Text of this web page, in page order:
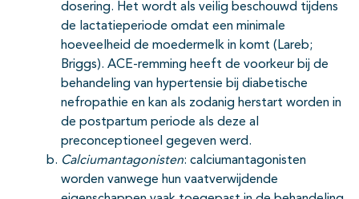
dosering. Het wordt als veilig beschouwd tijdens
de lactatieperiode omdat een minimale
hoeveelheid de moedermelk in komt (Lareb;
Briggs). ACE-remming heeft de voorkeur bij de
behandeling van hypertensie bij diabetische
nefropathie en kan als zodanig herstart worden in
de postpartum periode als deze al
preconceptioneel gegeven werd.
Calciumantagonisten: calciumantagonisten
worden vanwege hun vaatverwijdende